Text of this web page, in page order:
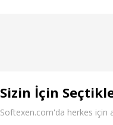
Sizin İçin
Softexen.com'da herkes için